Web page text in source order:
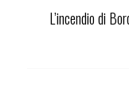
L’incendio di